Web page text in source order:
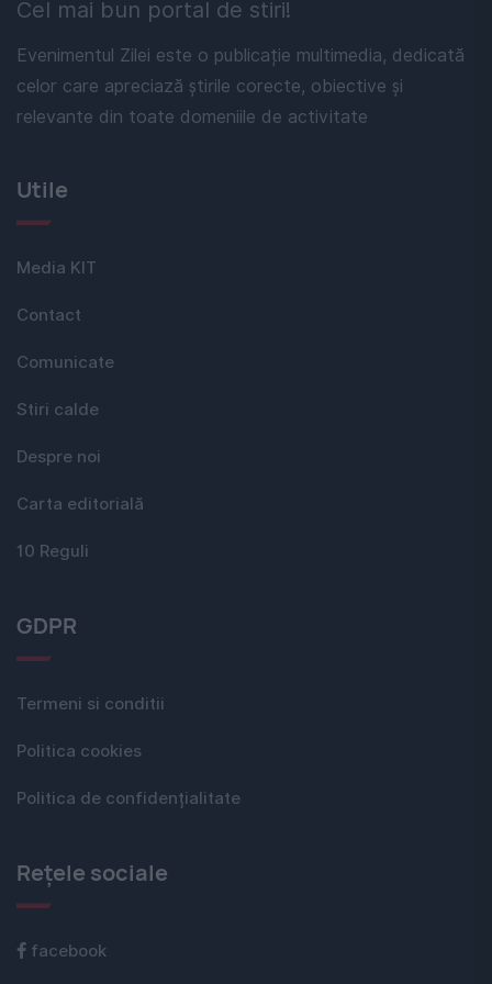
Cel mai bun portal de stiri!
Evenimentul Zilei este o publicație multimedia, dedicată
celor care apreciază știrile corecte, obiective și
relevante din toate domeniile de activitate
Utile
Media KIT
Contact
Comunicate
Stiri calde
Despre noi
Carta editorială
10 Reguli
GDPR
Termeni si conditii
Politica cookies
Politica de confidențialitate
Rețele sociale
facebook